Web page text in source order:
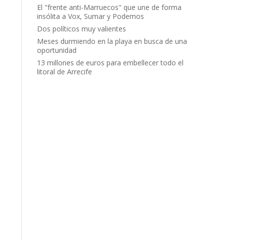
El "frente anti-Marruecos" que une de forma
insólita a Vox, Sumar y Podemos
Dos políticos muy valientes
Meses durmiendo en la playa en busca de una
oportunidad
13 millones de euros para embellecer todo el
litoral de Arrecife